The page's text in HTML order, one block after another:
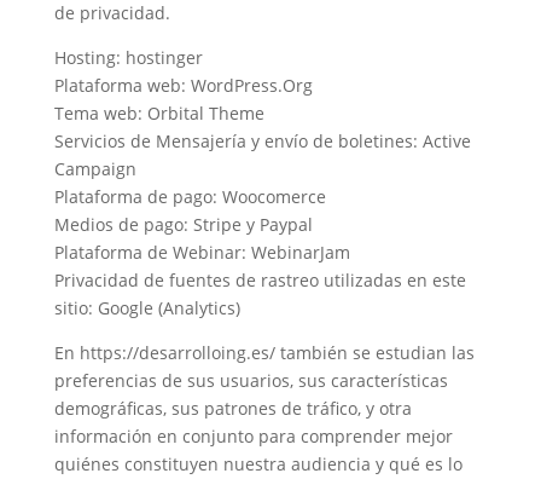
de privacidad.
Hosting: hostinger
Plataforma web: WordPress.Org
Tema web: Orbital Theme
Servicios de Mensajería y envío de boletines: Active
Campaign
Plataforma de pago: Woocomerce
Medios de pago: Stripe y Paypal
Plataforma de Webinar: WebinarJam
Privacidad de fuentes de rastreo utilizadas en este
sitio: Google (Analytics)
En https://desarrolloing.es/ también se estudian las
preferencias de sus usuarios, sus características
demográficas, sus patrones de tráfico, y otra
información en conjunto para comprender mejor
quiénes constituyen nuestra audiencia y qué es lo